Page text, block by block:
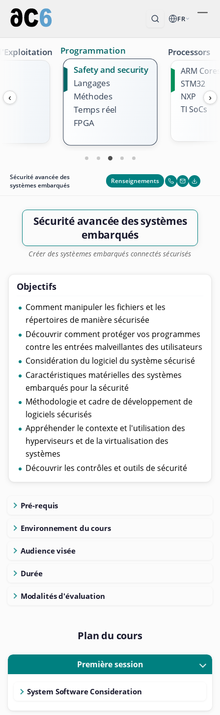
FR
‹
Programmation
Safety and security
Langages
Méthodes
Temps réel
FPGA
Processors
ARM
STM32
NXP
TI SoCs
›
Sécurité avancée des
systèmes embarqués
Renseignements
Sécurité avancée des systèmes
embarqués
Créer des systèemes embarqués connectés sécurisés
Objectifs
Comment manipuler les fichiers et les
répertoires de manière sécurisée
Découvrir comment protéger vos programmes
contre les entrées malveillantes des utilisateurs
Considération du logiciel du système sécurisé
Caractéristiques matérielles des systèmes
embarqués pour la sécurité
Méthodologie et cadre de développement de
logiciels sécurisés
Appréhender le contexte et l'utilisation des
hyperviseurs et de la virtualisation des
systèmes
Découvrir les contrôles et outils de sécurité
Pré-requis
Environnement du cours
Audience visée
Durée
Modalités d'évaluation
Plan du cours
Première session
System Software Consideration